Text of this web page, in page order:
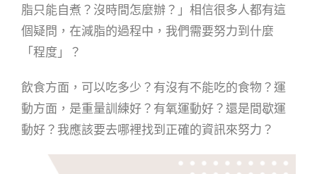
脂只能自煮？沒時間怎麼辦？」相信很多人都有這
個疑問，在減脂的過程中，我們需要努力到什麼
「程度」？
飲食方面，可以吃多少？有沒有不能吃的食物？運
動方面，是重量訓練好？有氧運動好？還是間歇運
動好？我應該要去哪裡找到正確的資訊來努力？